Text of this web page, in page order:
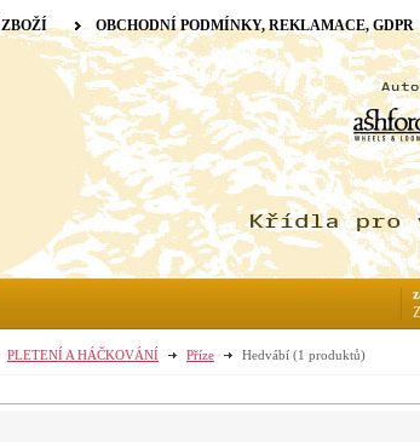
PLETENÍ A HÁČKOVÁNÍ Příze Hedvábí (1 produktů)
OBCHODNÍ PODMÍNKY, REKLAMACE, GDPR